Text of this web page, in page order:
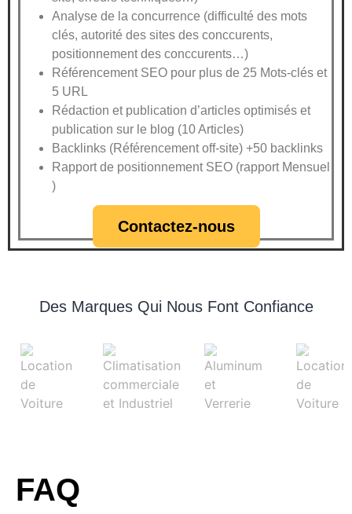
Analyse de la concurrence (difficulté des mots
clés, autorité des sites des conccurents,
positionnement des conccurents…)
Référencement SEO pour plus de 25 Mots-clés et
5 URL
Rédaction et publication d’articles optimisés et
publication sur le blog (10 Articles)
Backlinks (Référencement off-site) +50 backlinks
Rapport de positionnement SEO (rapport Mensuel
)
Contactez-nous
Des Marques Qui Nous Font Confiance
FAQ